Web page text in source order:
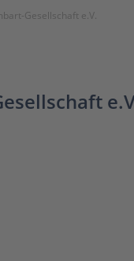
Gesellschaft e.V.